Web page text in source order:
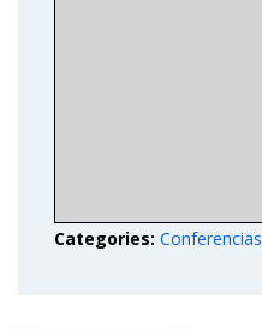
Categories: Conferencias